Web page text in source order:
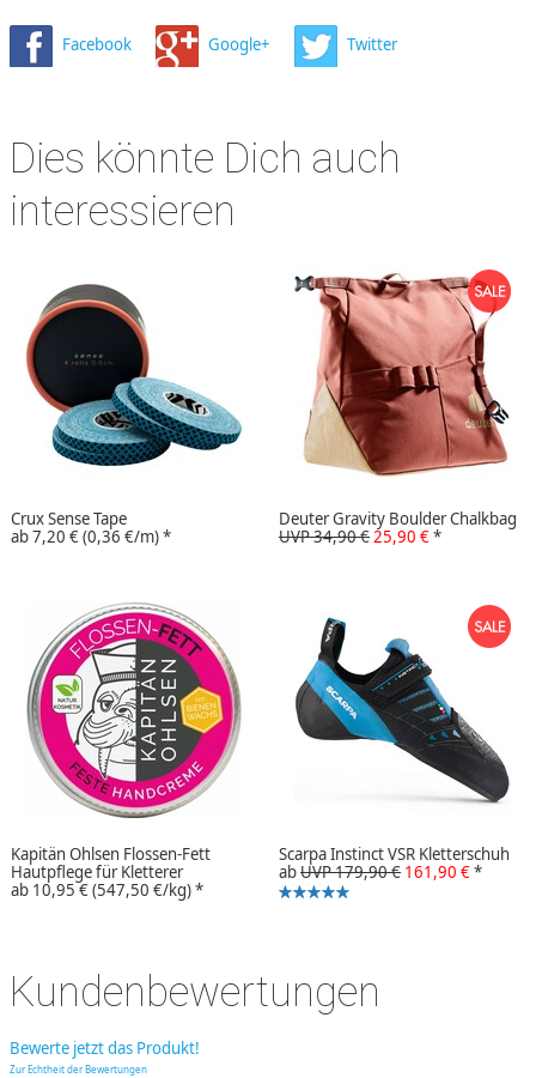
Facebook Google+ Twitter
Dies könnte Dich auch
interessieren
Crux Sense Tape
ab7,20 €(0,36 €/m)*
Deuter Gravity Boulder Chalkbag
UVP 34,90 €25,90 €*
Kapitän Ohlsen Flossen-Fett
Hautpflege für Kletterer
ab 10,95 €(547,50 €/kg)*
Scarpa Instinct VSR Kletterschuh
abUVP 179,90 € 161,90 €*
Kundenbewertungen
Bewerte jetzt das Produkt!
Zur Echtheit der Bewertungen